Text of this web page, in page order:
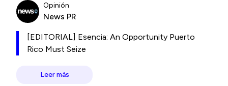
Opinión
News PR
[EDITORIAL] Esencia: An Opportunity Puerto
Rico Must Seize
Leer más